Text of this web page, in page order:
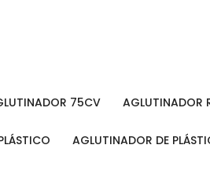
75CV AGLUTINADOR
AGLUTINADOR DE